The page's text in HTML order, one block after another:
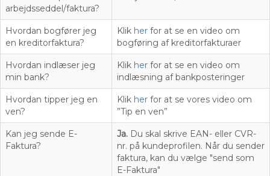
arbejdsseddel/faktura?
Hvordan bogfører jeg
en kreditorfaktura?
Klik her for at se en video om
bogføring af kreditorfakturaer
Hvordan indlæser jeg
min bank?
Klik her for at se en video om
indlæsning af bankposteringer
Hvordan tipper jeg en
ven?
Klik her for at se vores video om
”Tip en ven”
Kan jeg sende E-
Faktura?
Ja. Du skal skrive EAN- eller CVR-
nr. på kundeprofilen. Når du sender
faktura, kan du vælge "send som
E-Faktura"